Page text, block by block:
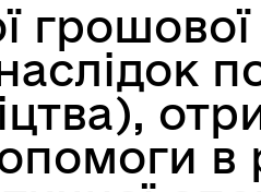
єВідновлення
в